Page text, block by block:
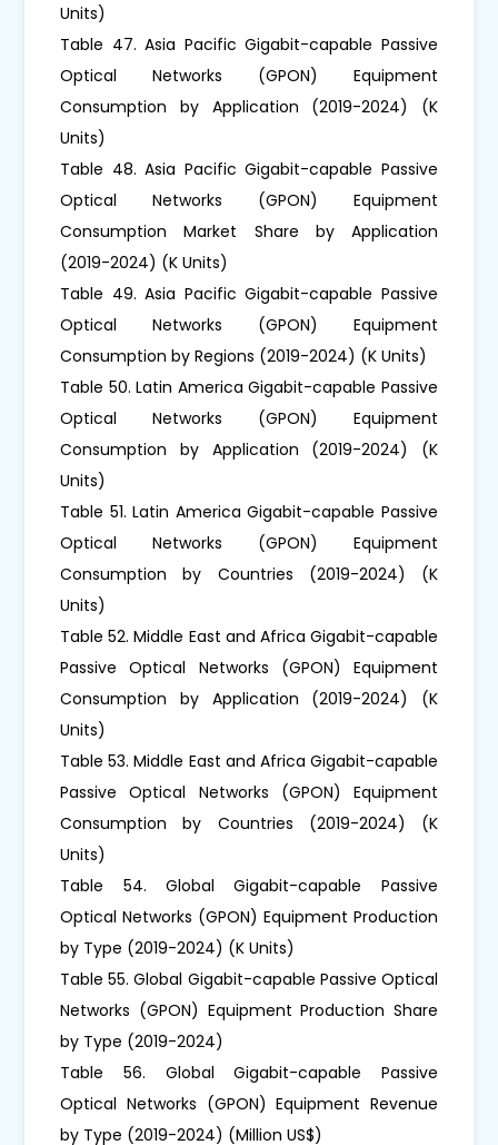
Units)
Table 47. Asia Pacific Gigabit-capable Passive
Optical Networks (GPON) Equipment
Consumption by Application (2019-2024) (K
Units)
Table 48. Asia Pacific Gigabit-capable Passive
Optical Networks (GPON) Equipment
Consumption Market Share by Application
(2019-2024) (K Units)
Table 49. Asia Pacific Gigabit-capable Passive
Optical Networks (GPON) Equipment
Consumption by Regions (2019-2024) (K Units)
Table 50. Latin America Gigabit-capable Passive
Optical Networks (GPON) Equipment
Consumption by Application (2019-2024) (K
Units)
Table 51. Latin America Gigabit-capable Passive
Optical Networks (GPON) Equipment
Consumption by Countries (2019-2024) (K
Units)
Table 52. Middle East and Africa Gigabit-capable
Passive Optical Networks (GPON) Equipment
Consumption by Application (2019-2024) (K
Units)
Table 53. Middle East and Africa Gigabit-capable
Passive Optical Networks (GPON) Equipment
Consumption by Countries (2019-2024) (K
Units)
Table 54. Global Gigabit-capable Passive
Optical Networks (GPON) Equipment Production
by Type (2019-2024) (K Units)
Table 55. Global Gigabit-capable Passive Optical
Networks (GPON) Equipment Production Share
by Type (2019-2024)
Table 56. Global Gigabit-capable Passive
Optical Networks (GPON) Equipment Revenue
by Type (2019-2024) (Million US$)